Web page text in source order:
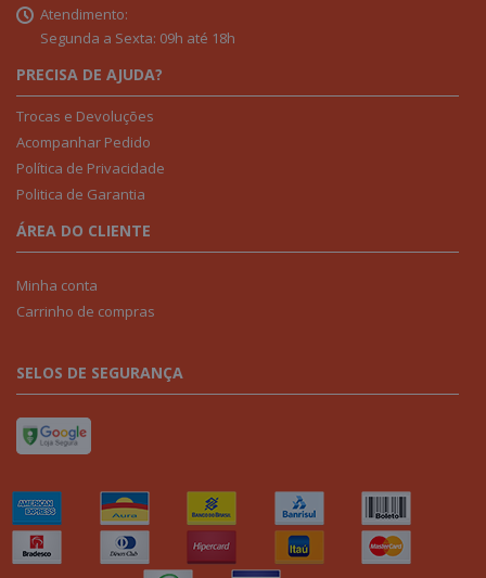
Atendimento:
Segunda a Sexta: 09h até 18h
PRECISA DE AJUDA?
Trocas e Devoluções
Acompanhar Pedido
Política de Privacidade
Politica de Garantia
ÁREA DO CLIENTE
Minha conta
Carrinho de compras
SELOS DE SEGURANÇA